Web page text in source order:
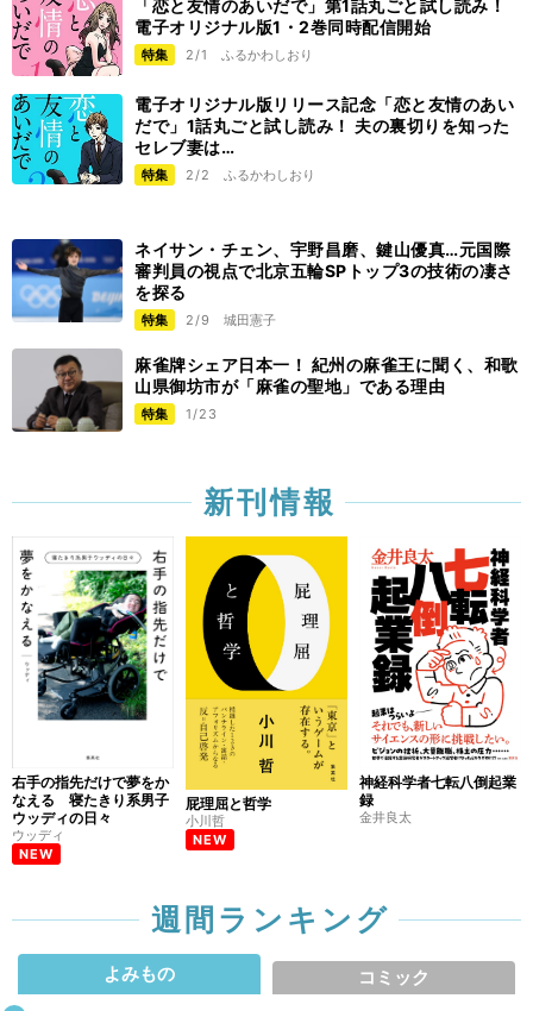
「恋と友情のあいだで」第1話丸ごと試し読み！
電子オリジナル版1・2巻同時配信開始
特集 2/1 ふるかわしおり
電子オリジナル版リリース記念「恋と友情のあい
だで」1話丸ごと試し読み！ 夫の裏切りを知った
セレブ妻は…
特集 2/2 ふるかわしおり
ネイサン・チェン、宇野昌磨、鍵山優真…元国際
審判員の視点で北京五輪SPトップ3の技術の凄さ
を探る
特集 2/9 城田憲子
麻雀牌シェア日本一！ 紀州の麻雀王に聞く、和歌
山県御坊市が「麻雀の聖地」である理由
特集 1/23
新刊情報
右手の指先だけで夢をか
なえる 寝たきり系男子
ウッディの日々
ウッディ
NEW
屁理屈と哲学
小川哲
NEW
神経科学者七転八倒起業
録
金井良太
週間ランキング
よみもの コミック